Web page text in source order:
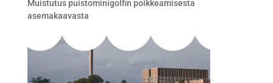
Muistutus puistominigolfin poikkeamisesta
asemakaavasta